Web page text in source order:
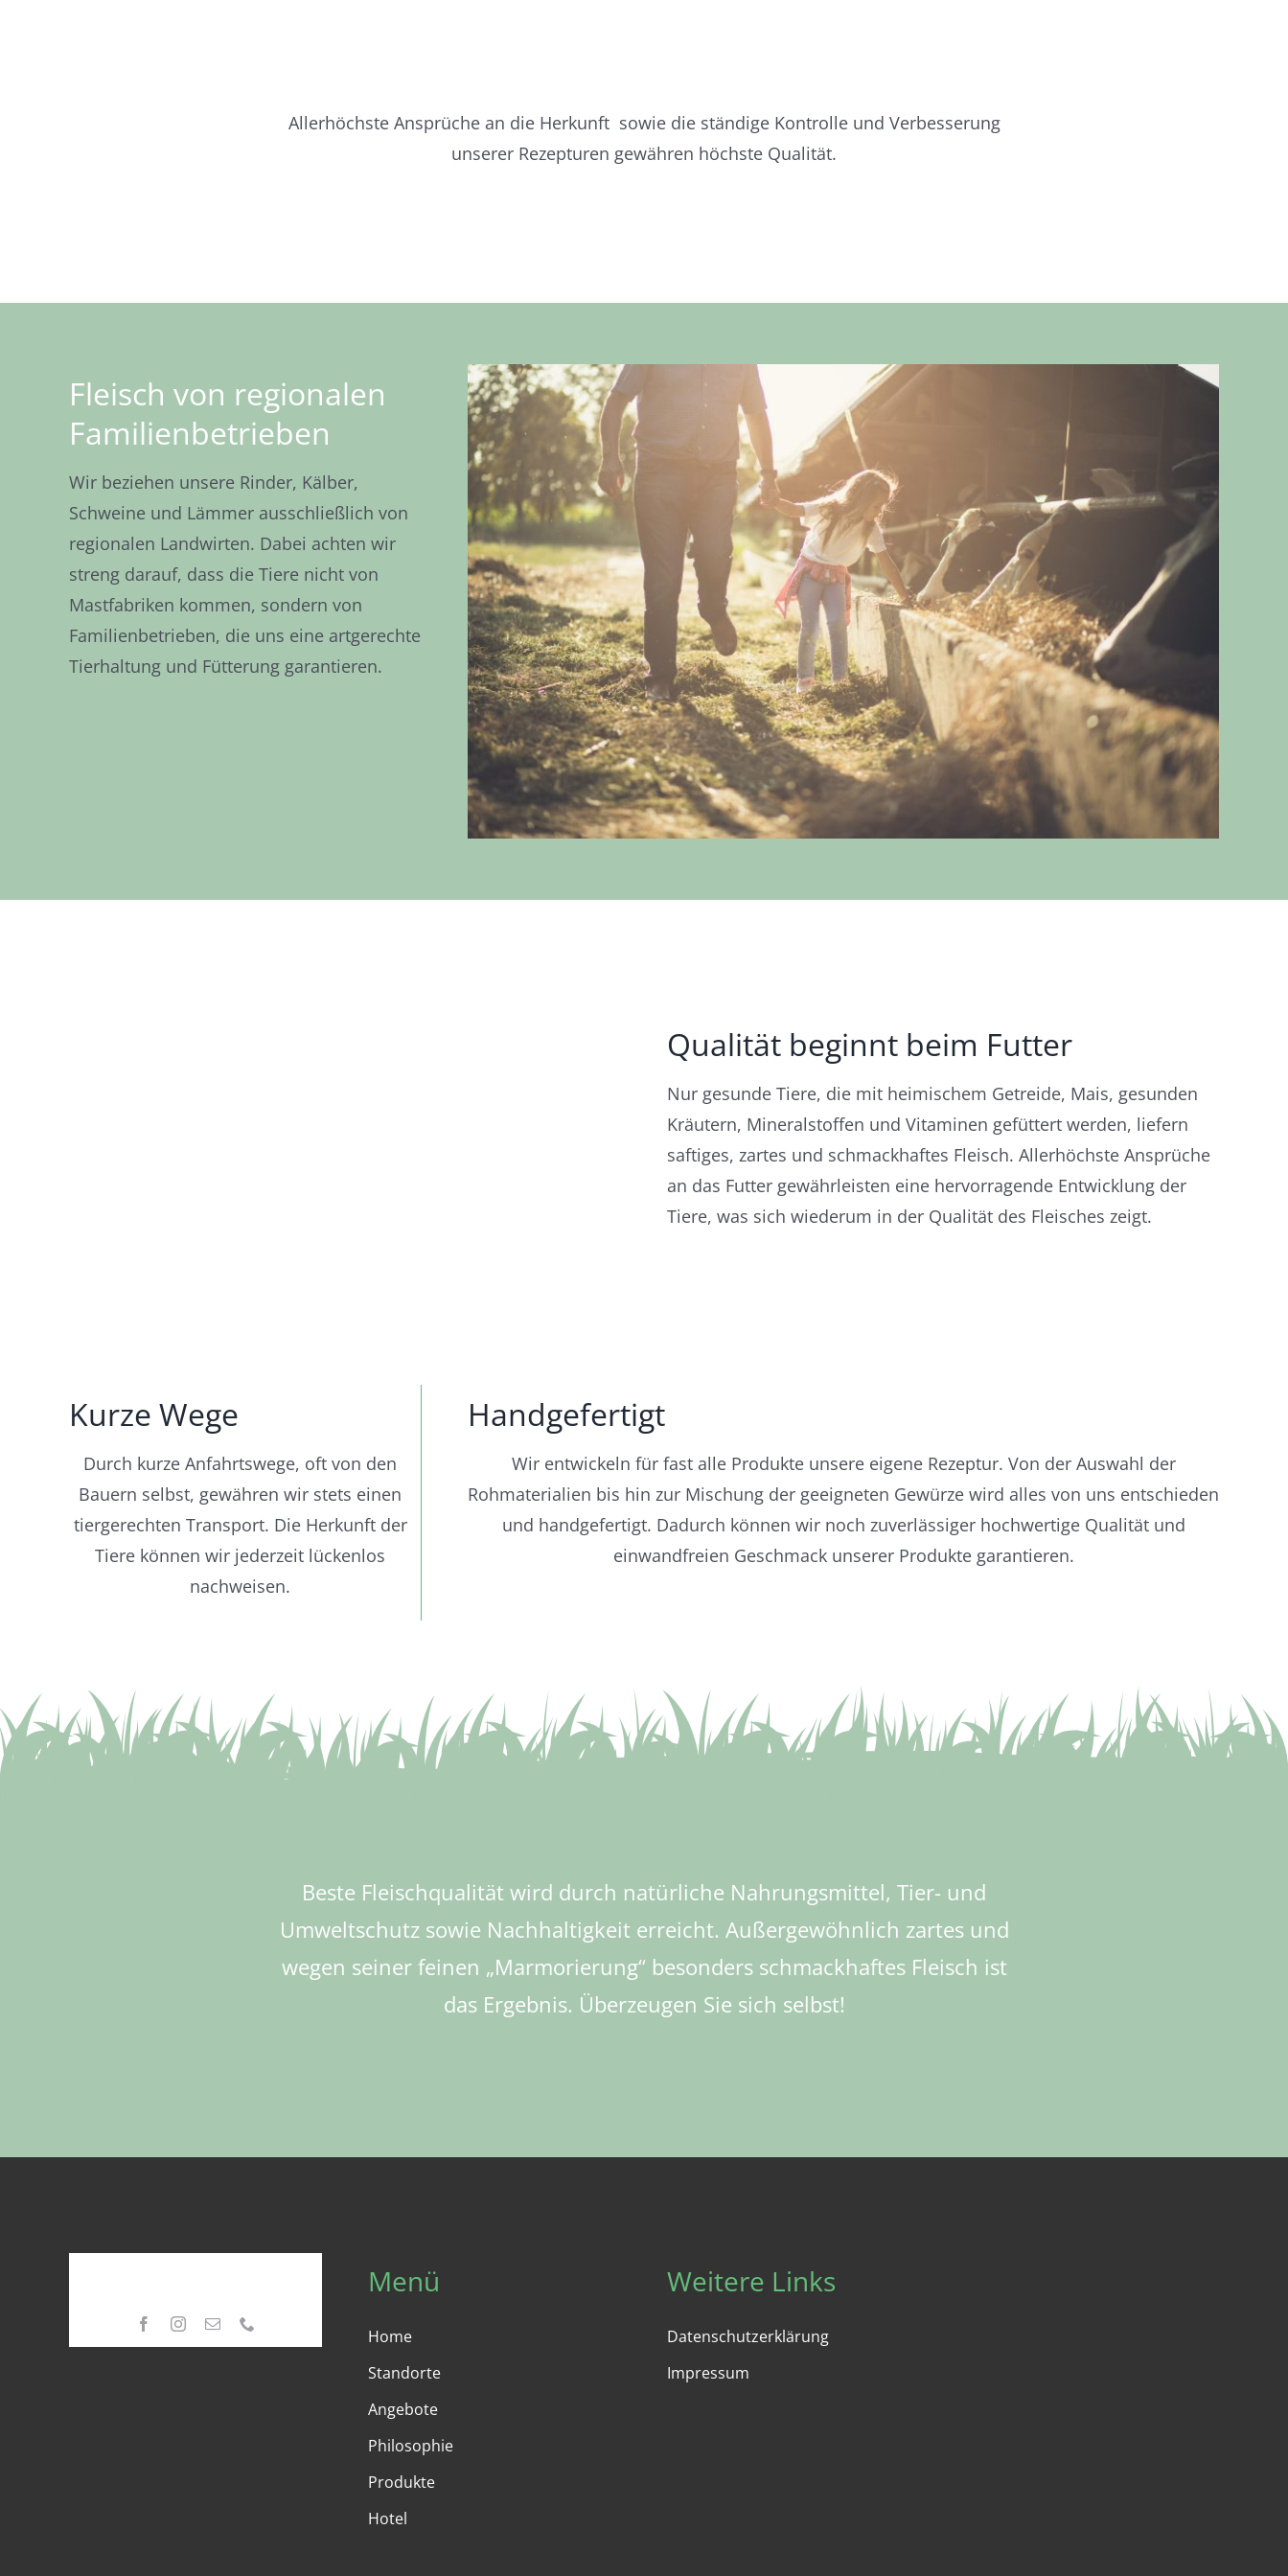
Allerhöchste Ansprüche an die Herkunft sowie die ständige Kontrolle und Verbesserung
unserer Rezepturen gewähren höchste Qualität.
Fleisch von regionalen
Familienbetrieben
Wir beziehen unsere Rinder, Kälber,
Schweine und Lämmer ausschließlich von
regionalen Landwirten. Dabei achten wir
streng darauf, dass die Tiere nicht von
Mastfabriken kommen, sondern von
Familienbetrieben, die uns eine artgerechte
Tierhaltung und Fütterung garantieren.
Qualität beginnt beim Futter
Nur gesunde Tiere, die mit heimischem Getreide, Mais, gesunden
Kräutern, Mineralstoffen und Vitaminen gefüttert werden, liefern
saftiges, zartes und schmackhaftes Fleisch. Allerhöchste Ansprüche
an das Futter gewährleisten eine hervorragende Entwicklung der
Tiere, was sich wiederum in der Qualität des Fleisches zeigt.
Kurze Wege
Durch kurze Anfahrtswege, oft von den
Bauern selbst, gewähren wir stets einen
tiergerechten Transport. Die Herkunft der
Tiere können wir jederzeit lückenlos
nachweisen.
Handgefertigt
Wir entwickeln für fast alle Produkte unsere eigene Rezeptur. Von der Auswahl der
Rohmaterialien bis hin zur Mischung der geeigneten Gewürze wird alles von uns entschieden
und handgefertigt. Dadurch können wir noch zuverlässiger hochwertige Qualität und
einwandfreien Geschmack unserer Produkte garantieren.
Beste Fleischqualität wird durch natürliche Nahrungsmittel, Tier- und
Umweltschutz sowie Nachhaltigkeit erreicht. Außergewöhnlich zartes und
wegen seiner feinen „Marmorierung“ besonders schmackhaftes Fleisch ist
das Ergebnis. Überzeugen Sie sich selbst!
Menü
Home
Standorte
Angebote
Philosophie
Produkte
Hotel
Weitere Links
Datenschutzerklärung
Impressum